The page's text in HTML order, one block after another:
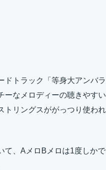
ドトラック「等身大アンバラ
ーなメロディーの聴きやすい
トリングスががっつり使われ
て、AメロBメロは1度しかで